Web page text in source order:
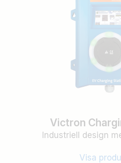
Victron
Industriell design
Visa